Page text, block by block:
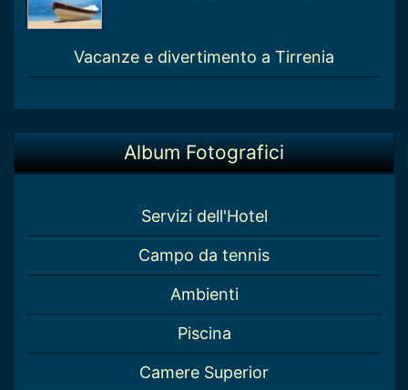
Vacanze e divertimento a Tirrenia
Album Fotografici
Servizi dell'Hotel
Campo da tennis
Ambienti
Piscina
Camere Superior